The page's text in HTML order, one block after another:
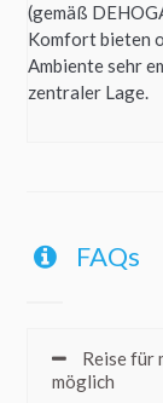
(gemäß
Komfort bieten
Ambiente sehr
zentraler Lage.
FAQs
Reise für
möglich